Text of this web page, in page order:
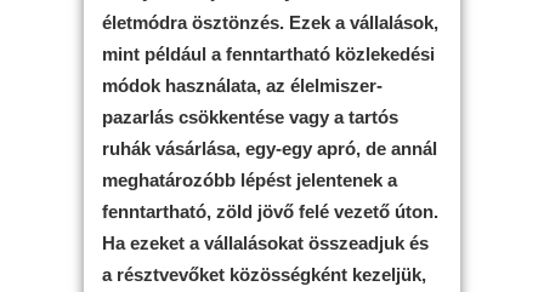
életmódra ösztönzés. Ezek a vállalások,
mint például a fenntartható közlekedési
módok használata, az élelmiszer-
pazarlás csökkentése vagy a tartós
ruhák vásárlása, egy-egy apró, de annál
meghatározóbb lépést jelentenek a
fenntartható, zöld jövő felé vezető úton.
Ha ezeket a vállalásokat összeadjuk és
a résztvevőket közösségként kezeljük,